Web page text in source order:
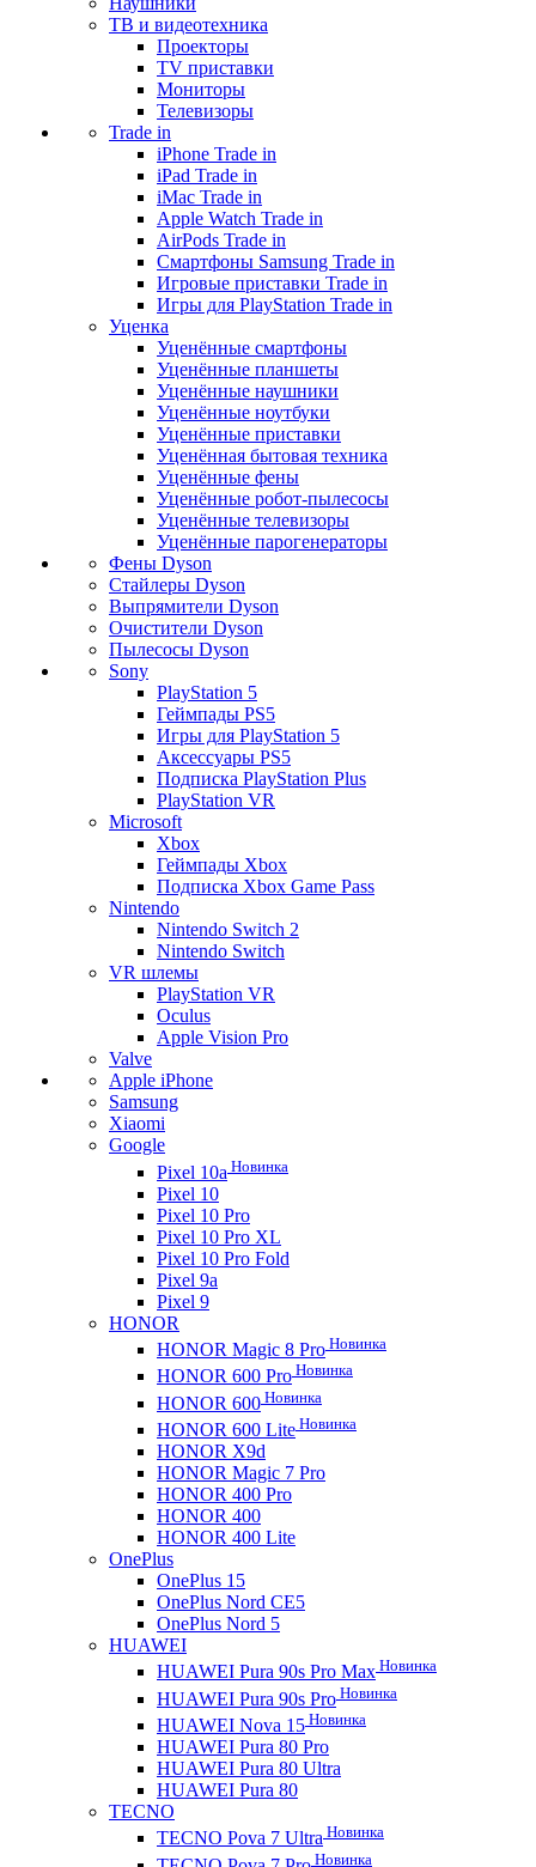
ТВ и видеотехника
Проекторы
TV приставки
Мониторы
Телевизоры
Trade in
iPhone Trade in
iPad Trade in
iMac Trade in
Apple Watch Trade in
AirPods Trade in
Смартфоны Samsung Trade in
Игровые приставки Trade in
Игры для PlayStation Trade in
Уценка
Уценённые смартфоны
Уценённые планшеты
Уценённые наушники
Уценённые ноутбуки
Уценённые приставки
Уценённая бытовая техника
Уценённые фены
Уценённые робот-пылесосы
Уценённые телевизоры
Уценённые парогенераторы
Фены Dyson
Стайлеры Dyson
Выпрямители Dyson
Очистители Dyson
Пылесосы Dyson
Sony
PlayStation 5
Геймпады PS5
Игры для PlayStation 5
Аксессуары PS5
Подписка PlayStation Plus
PlayStation VR
Microsoft
Xbox
Геймпады Xbox
Подписка Xbox Game Pass
Nintendo
Nintendo Switch 2
Nintendo Switch
VR шлемы
PlayStation VR
Oculus
Apple Vision Pro
Valve
Apple iPhone
Samsung
Xiaomi
Google
Pixel 10a Новинка
Pixel 10
Pixel 10 Pro
Pixel 10 Pro XL
Pixel 10 Pro Fold
Pixel 9a
Pixel 9
HONOR
HONOR Magic 8 Pro Новинка
HONOR 600 Pro Новинка
HONOR 600 Новинка
HONOR 600 Lite Новинка
HONOR X9d
HONOR Magic 7 Pro
HONOR 400 Pro
HONOR 400
HONOR 400 Lite
OnePlus
OnePlus 15
OnePlus Nord CE5
OnePlus Nord 5
HUAWEI
HUAWEI Pura 90s Pro Max Новинка
HUAWEI Pura 90s Pro Новинка
HUAWEI Nova 15 Новинка
HUAWEI Pura 80 Pro
HUAWEI Pura 80 Ultra
HUAWEI Pura 80
TECNO
TECNO Pova 7 Ultra Новинка
Новинка